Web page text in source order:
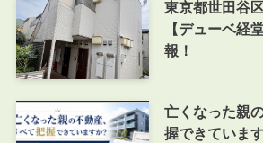
東京都世田谷
【デューベ経
報！
亡くなった親
握できていま